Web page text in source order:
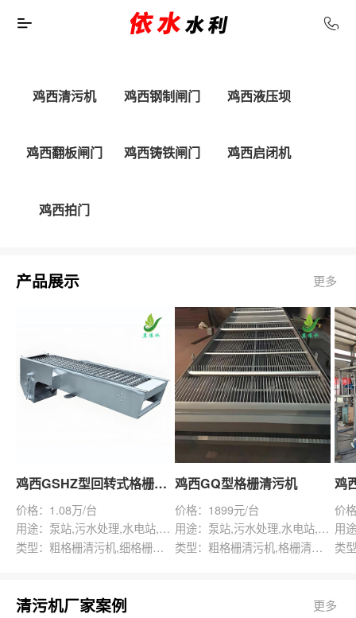
鸡西清污机 鸡西钢制闸门 鸡西液压坝
鸡西翻板闸门 鸡西铸铁闸门 鸡西启闭机
鸡西拍门
产品展示 更多
鸡西GSHZ型回转式格栅除污机
价格：1.08万/台
用途：泵站,污水处理,水电站,自来水厂,渠道,水产养殖,化工,纺织,给排水工程
类型：粗格栅清污机,细格栅清污机,格栅清污机,回转式清污机
鸡西GQ型格栅清污机
价格：1899元/台
用途：泵站,污水处理,水电站,自来水厂,给排水工程
类型：粗格栅清污机,格栅清污机,回转式清污机
价
清污机厂家案例 更多